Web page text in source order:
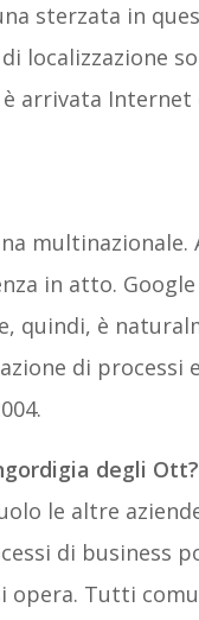
sterzata in
localizzazione
arrivata
multinazionale.
in atto. Google
quindi, è
di processi
degli Ott?
le altre
di business
opera. Tutti